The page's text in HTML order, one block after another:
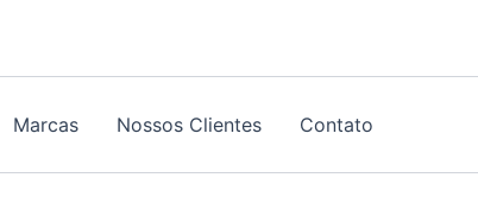
Marcas Nossos Clientes Contato